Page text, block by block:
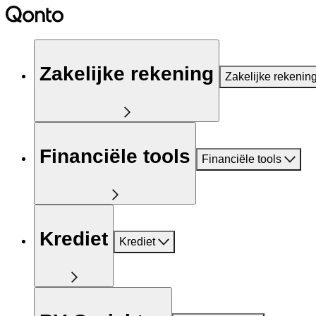
Zakelijke rekening Zakelijke
Financiële tools Financiële tools
Krediet Krediet